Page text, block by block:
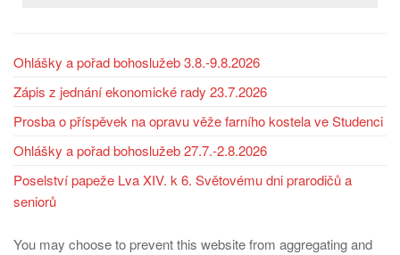
Ohlášky a pořad bohoslužeb 3.8.-9.8.2026
Zápis z jednání ekonomické rady 23.7.2026
Prosba o příspěvek na opravu věže farního kostela ve Studenci
Ohlášky a pořad bohoslužeb 27.7.-2.8.2026
Poselství papeže Lva XIV. k 6. Světovému dni prarodičů a
seniorů
You may choose to prevent this website from aggregating and